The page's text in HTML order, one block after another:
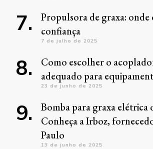
Propulsora de graxa:
confiança
7 de julho de 2025
Como escolher o
adequado para
23 de junho de 2025
Bomba para graxa elétrica
Conheça a Irboz,
Paulo
13 de junho de 2025